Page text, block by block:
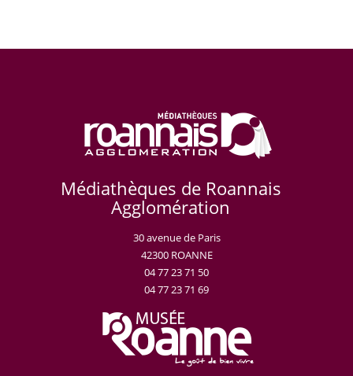
Médiathèques de Roannais
Agglomération
30 avenue de Paris
42300 ROANNE
04 77 23 71 50
04 77 23 71 69